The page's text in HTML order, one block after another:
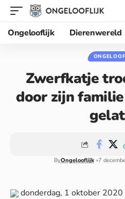
Ongelooflijk
Dierenwereld
Zwerfkatje
door zijn
ByOngelooflijk 7
donderdag, 1 oktober 2020